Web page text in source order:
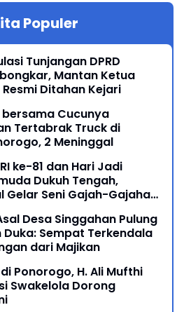
Populer
Tunjangan DPRD
Mantan Ketua
Resmi Ditahan Kejari
bersama Cucunya
Tertabrak Truck di
2 Meninggal
ke-81 dan Hari Jadi
Dukuh Tengah,
Gelar Seni Gajah-Gajahan,
Desa Singgahan Pulung
Duka: Sempat Terkendala
dari Majikan
Ponorogo, H. Ali Mufthi
Swakelola Dorong